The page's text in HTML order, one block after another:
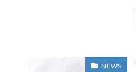
NEWS